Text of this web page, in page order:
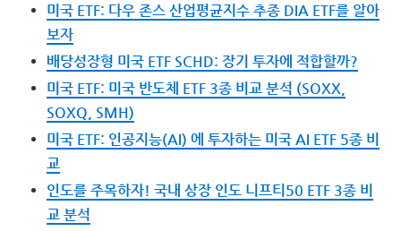
미국 ETF: 다우 존스 산업평균지수 추종 DIA ETF를 알아
보자
배당성장형 미국 ETF SCHD: 장기 투자에 적합할까?
미국 ETF: 미국 반도체 ETF 3종 비교 분석 (SOXX,
SOXQ, SMH)
미국 ETF: 인공지능(AI) 에 투자하는 미국 AI ETF 5종 비
교
인도를 주목하자! 국내 상장 인도 니프티50 ETF 3종 비
교 분석